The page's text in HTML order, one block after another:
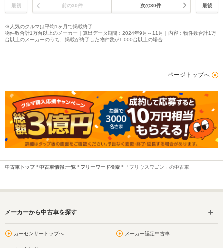
最初 前の30件 次の30件 最後
※人気のクルマは平均1ヶ月で掲載終了
物件数合計1万台以上のメーカー｜算出データ期間：2024年9月～11月｜内容：物件数合計1万
台以上のメーカーのうち、掲載が終了した物件数が1,000台以上の場合
ページトップへ
中古車トップ 中古車情報:一覧 フリーワード検索 「プリウスワゴン」の中古車
メーカーから中古車を探す
カーセンサートップへ メーカー認定中古車